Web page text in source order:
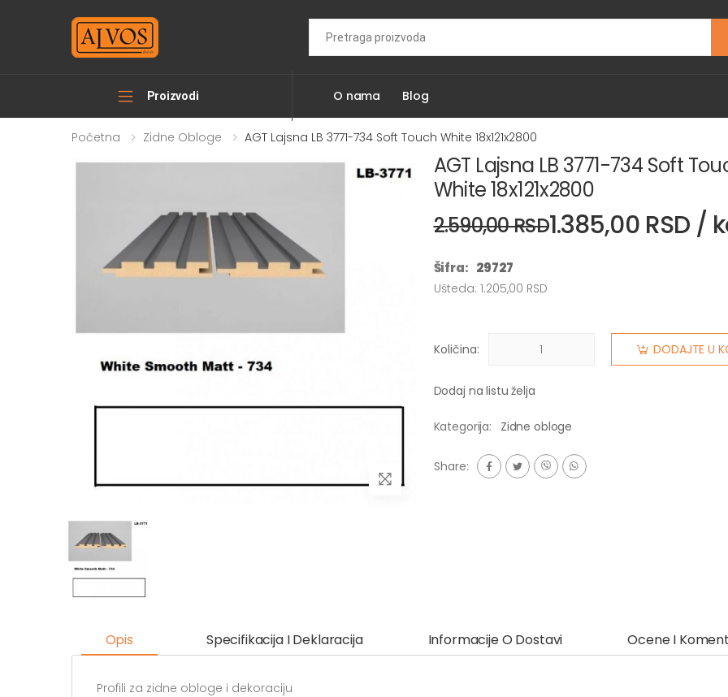
Proizvodi O nama Blog
Početna Zidne Obloge AGT Lajsna LB 3771-734 Soft Touch White 18x121x2800
AGT Lajsna LB 3771-734 Soft
White 18x121x2800
2.590,00 RSD1.385,00 RSD /
Šifra: 29727
Ušteda: 1.205,00 RSD
Količina: DODAJTE U
Dodaj na listu želja
Kategorija: Zidne obloge
Share:
Opis Specifikacija I Deklaracija Informacije O Dostavi Ocene I
Profili za zidne obloge i dekoraciju